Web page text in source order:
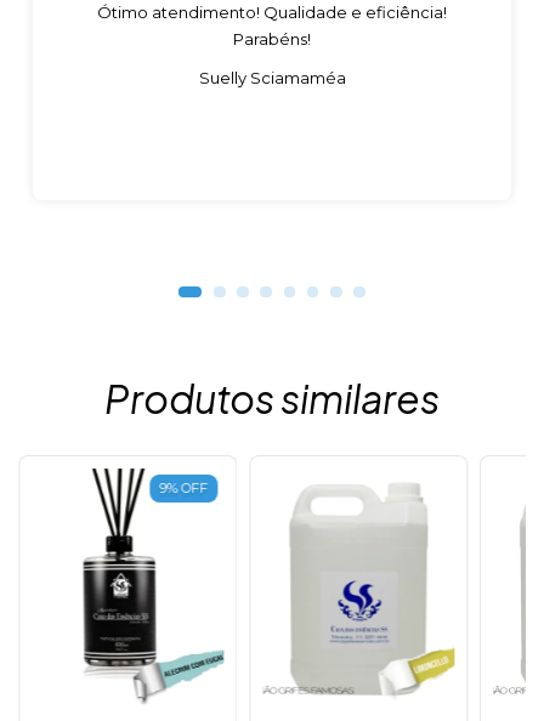
Ótimo atendimento! Qualidade e eficiência!
Parabéns!
Suelly Sciamaméa
Produtos similares
9%OFF